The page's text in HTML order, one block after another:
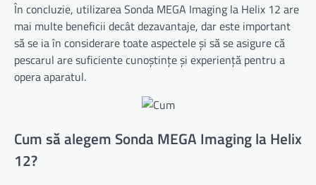
În concluzie, utilizarea Sonda MEGA Imaging la Helix 12 are
mai multe beneficii decât dezavantaje, dar este important
să se ia în considerare toate aspectele și să se asigure că
pescarul are suficiente cunoștințe și experiență pentru a
opera aparatul.
Cum să alegem Sonda MEGA Imaging la Helix
12?